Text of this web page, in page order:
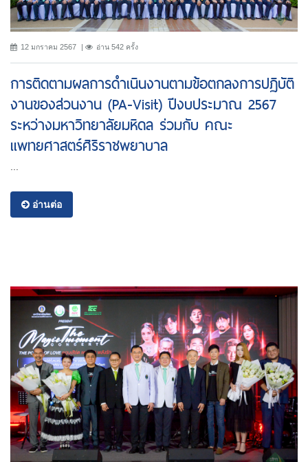
12 มกราคม 2567 อ่าน 542 ครั้ง
การติดตามผลการดำเนินงานตามข้อตกลงการปฏิบัติ
งานของส่วนงาน (PA-Visit) ปีงบประมาณ 2567
ระหว่างมหาวิทยาลัยมหิดล ร่วมกับ คณะ
แพทยศาสตร์ศิริราชพยาบาล
...
อ่านต่อ